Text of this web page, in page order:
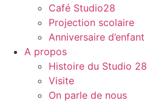
Café Studio28
Projection scolaire
Anniversaire d’enfant
A propos
Histoire du Studio 28
Visite
On parle de nous